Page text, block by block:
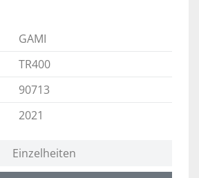
GAMI
TR400
90713
2021
Einzelheiten